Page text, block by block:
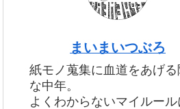
まいまいつぶろ
紙モノ蒐集に血道をあげる
な中年。
よくわからないマイルール